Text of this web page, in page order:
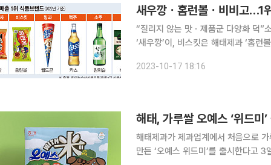
새우깡ㆍ홈런볼ㆍ비비고…1
“질리지 않는 맛ㆍ제품군 다양화 덕”소주 ‘처음처
‘새우깡’이, 비스킷은 해태제과 ‘홈런
았다. 1위를 차지한 브랜드를 보유한
2023-10-17 18:16
해태, 가루쌀 오예스 ‘위드미
해태제과가 제과업계에서 처음으로 가루쌀로 만든 과
만든 ‘오예스 위드미’를 출시한다고 3일 밝혔다. 해태제과는 국내 제과업체